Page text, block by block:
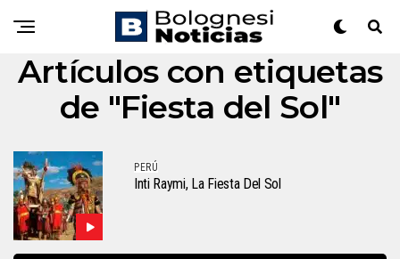
Artículos con etiquetas
de "Fiesta del Sol"
PERÚ
Inti Raymi, La Fiesta Del Sol